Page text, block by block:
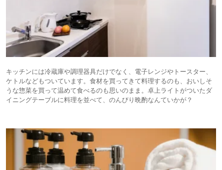
キッチンには冷蔵庫や調理器具だけでなく、電子レンジやトースター、
ケトルなどもついています。食材を買ってきて料理するのも、おいしそ
うな惣菜を買って温めて食べるのも思いのまま。卓上ライトがついたダ
イニングテーブルに料理を並べて、のんびり晩酌なんていかが？